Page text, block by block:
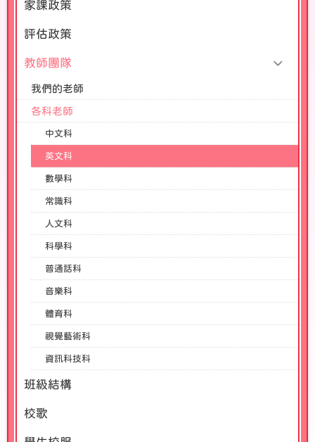
家課政策
評估政策
教師團隊
我們的老師
各科老師
中文科
英文科
數學科
常識科
人文科
科學科
普通話科
音樂科
體育科
視覺藝術科
資訊科技科
班級結構
校歌